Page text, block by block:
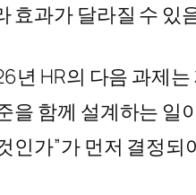
효과가 달라질 수 있
년 HR의 다음 과제
을 함께 설계하는 일
인가”가 먼저 결정되